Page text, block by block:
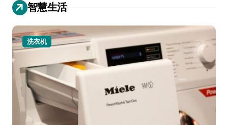
智慧生活
小家电